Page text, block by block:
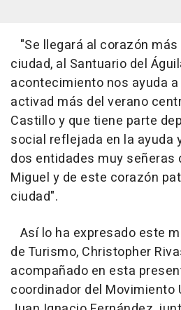
"Se llegará al corazón
ciudad, al Santuario del
acontecimiento nos ayuda
activad más del verano
Castillo y que tiene parte
social reflejada en la ayuda
dos entidades muy señeras
Miguel y de este corazón
ciudad".
Así lo ha expresado este
de Turismo, Christopher
acompañado en esta
coordinador del Movimiento